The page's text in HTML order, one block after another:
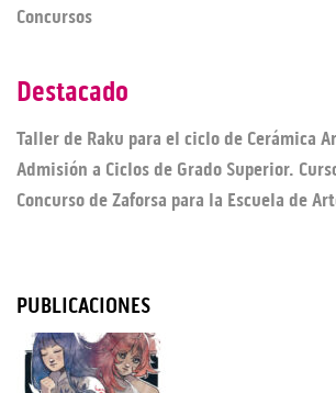
Concursos
Destacado
Taller de Raku para el ciclo de Cerámica
Admisión a Ciclos de Grado Superior.
Concurso de Zaforsa para la Escuela de
PUBLICACIONES